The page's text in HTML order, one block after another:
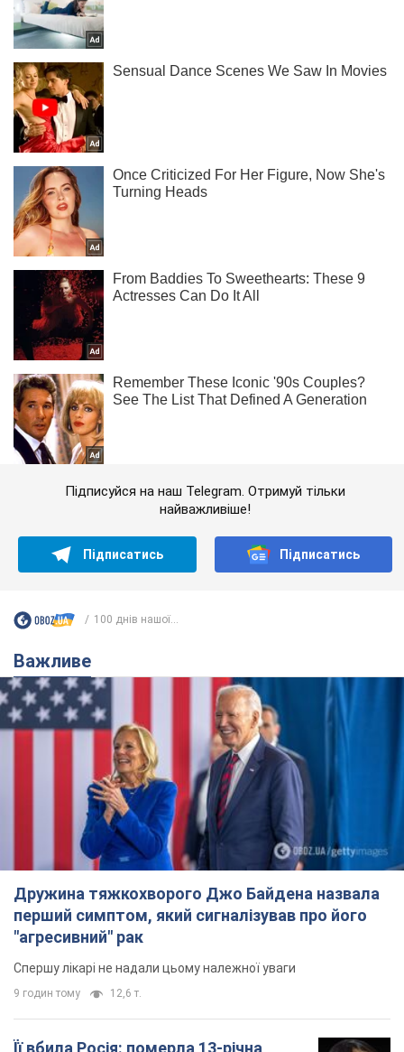
Підписуйся на наш Telegram. Отримуй тільки
найважливіше!
Підписатись Підписатись
100 днів нашої...
Важливе
Дружина тяжкохворого Джо Байдена назвала
перший симптом, який сигналізував про його
"агресивний" рак
Спершу лікарі не надали цьому належної уваги
9 годин тому 12,6 т.
Її вбила Росія: померла 13-річна